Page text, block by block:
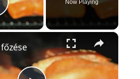
Video
Now Playing
×